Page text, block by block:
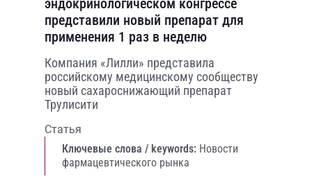
эндокринологическом конгрессе
представили новый препарат для
применения 1 раз в неделю
Компания «Лилли» представила
российскому медицинскому сообществу
новый сахароснижающий препарат
Трулисити
Статья
Ключевые слова / keywords: Новости
фармацевтического рынка